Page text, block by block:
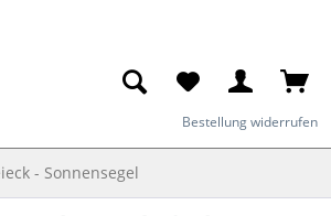
Bestellung widerrufen
- Sonnensegel